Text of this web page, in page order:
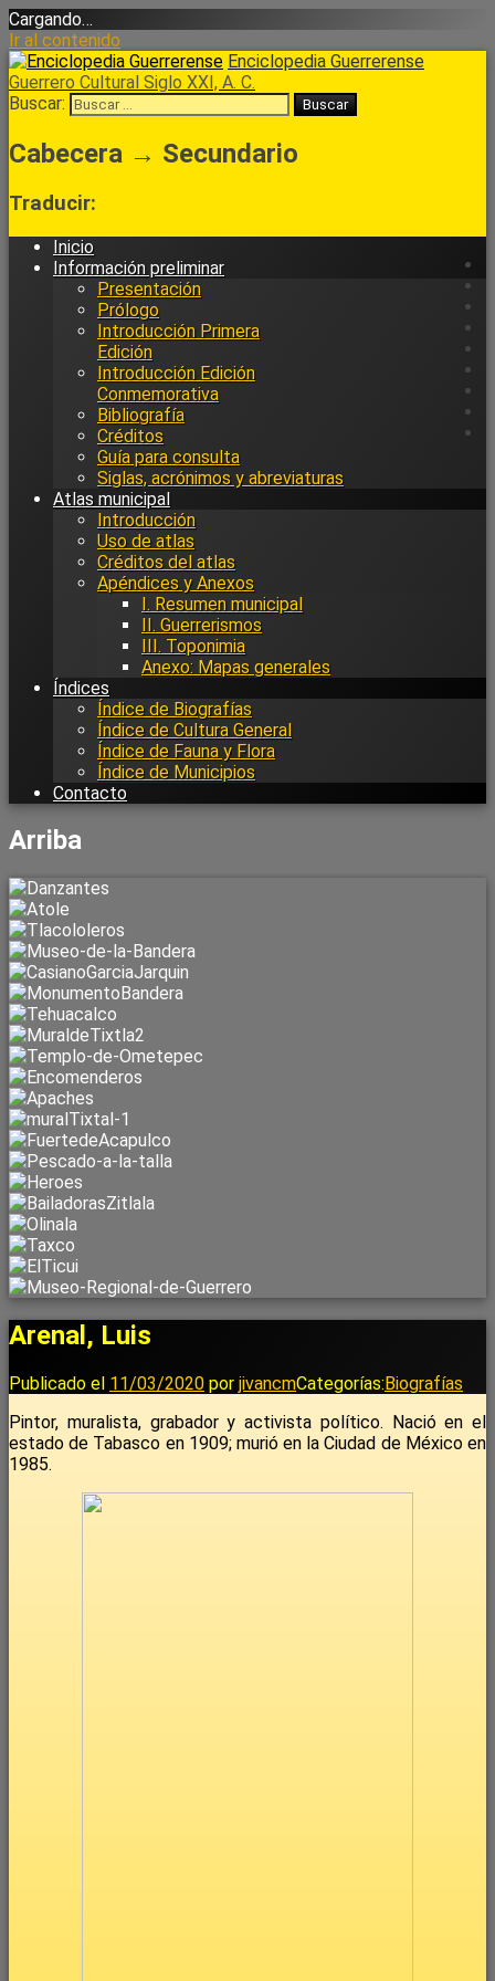
Cargando…
Ir al contenido
Enciclopedia Guerrerense
Guerrero Cultural Siglo XXI, A. C.
Buscar:
Cabecera → Secundario
Traducir:
Inicio
Información preliminar
Presentación
Prólogo
Introducción Primera
Edición
Introducción Edición
Conmemorativa
Bibliografía
Créditos
Guía para consulta
Siglas, acrónimos y abreviaturas
Atlas municipal
Introducción
Uso de atlas
Créditos del atlas
Apéndices y Anexos
I. Resumen municipal
II. Guerrerismos
III. Toponimia
Anexo: Mapas generales
Índices
Índice de Biografías
Índice de Cultura General
Índice de Fauna y Flora
Índice de Municipios
Contacto
Arriba
Arenal, Luis
Publicado el 11/03/2020 por jivancmCategorías: Biografías
Pintor, muralista, grabador y activista político. Nació en el
estado de Tabasco en 1909; murió en la Ciudad de México en
1985.